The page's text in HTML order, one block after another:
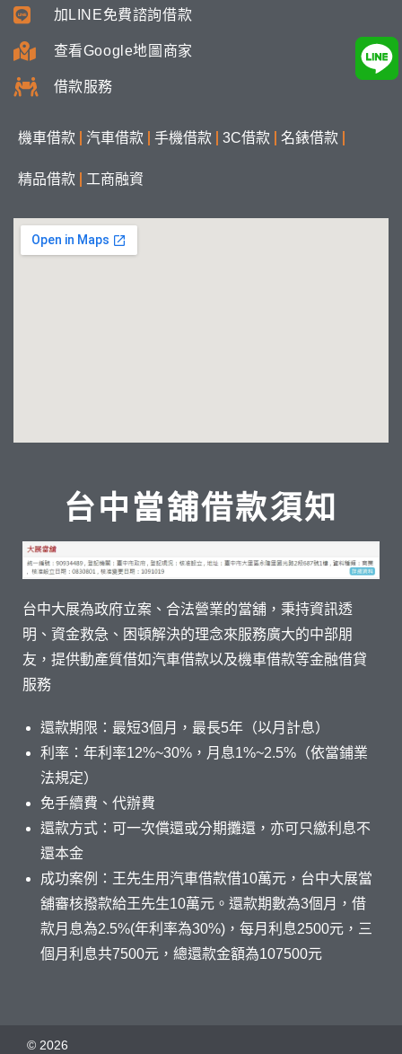
台中當舖借款須知
台中大展為政府立案、合法營業的當舖，秉持資訊透
明、資金救急、困頓解決的理念來服務廣大的中部朋
友，提供動產質借如汽車借款以及機車借款等金融借貸
服務
還款期限：最短3個月，最長5年（以月計息）
利率：年利率12%~30%，月息1%~2.5%（依當鋪業
法規定）
免手續費、代辦費
還款方式：可一次償還或分期攤還，亦可只繳利息不
還本金
成功案例：王先生用汽車借款借10萬元，台中大展當
舖審核撥款給王先生10萬元。還款期數為3個月，借
款月息為2.5%(年利率為30%)，每月利息2500元，三
個月利息共7500元，總還款金額為107500元
加LINE免費諮詢借款
查看Google地圖商家
借款服務
機車借款 汽車借款 手機借款 3C借款 名錶借款
精品借款 工商融資
© 2026